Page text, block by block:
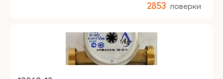
2853 поверки